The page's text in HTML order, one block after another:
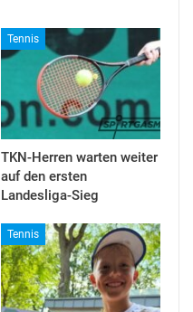
Tennis
TKN-Herren warten weiter
auf den ersten
Landesliga-Sieg
Tennis